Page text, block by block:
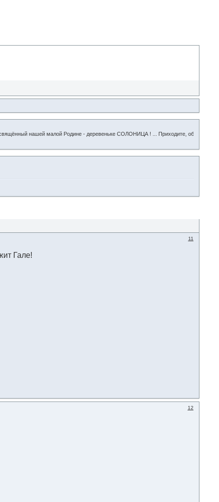
нашей малой Родине - деревеньке СОЛОНИЦА ! ... Приходите, общайтесь с
11
Гале!
12